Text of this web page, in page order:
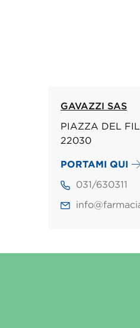
GAVAZZI SAS
PIAZZA DEL
22030
PORTAMI QUI
031/630311